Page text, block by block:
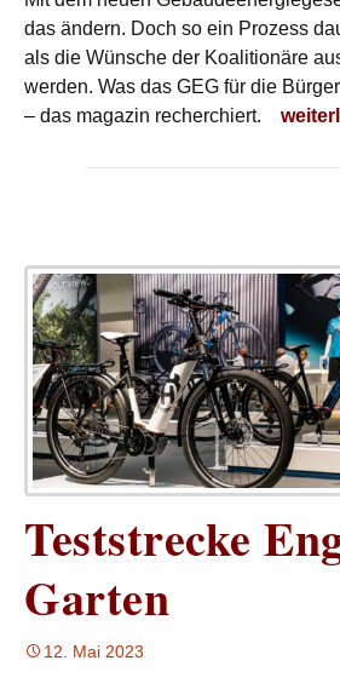
das ändern. Doch so ein Prozess
als die Wünsche der Koalitionäre
werden. Was das GEG für die
– das magazin recherchiert.
Warm
Teststrecke
Garten
12. Mai 2023